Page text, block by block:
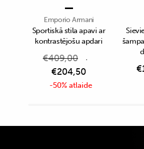
Emporio Armani
Sportiskā stila apavi ar
kontrastējošu apdari
€409,00
€204,50
-50% atlaide
€